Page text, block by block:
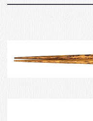
銀座夏野・箸長について